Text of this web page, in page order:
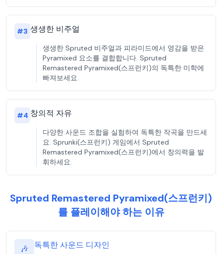
#3 생생한 비주얼
생생한 Spruted 비주얼과 피라미드에서 영감을 받은
Pyramixed 요소를 결합합니다. Spruted
Remastered Pyramixed(스프런키)의 독특한 미학에
빠져보세요.
#4 창의적 자유
다양한 사운드 조합을 실험하여 독특한 작곡을 만드세
요. Sprunki(스프런키) 게임에서 Spruted
Remastered Pyramixed(스프런키)에서 창의력을 발
휘하세요.
Spruted Remastered Pyramixed(스프런키)
를 플레이해야 하는 이유
🎶 독특한 사운드 디자인